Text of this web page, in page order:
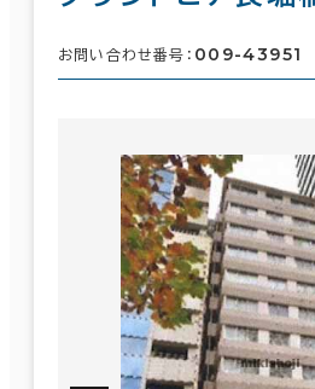
お問い合わせ番号： 009-43951